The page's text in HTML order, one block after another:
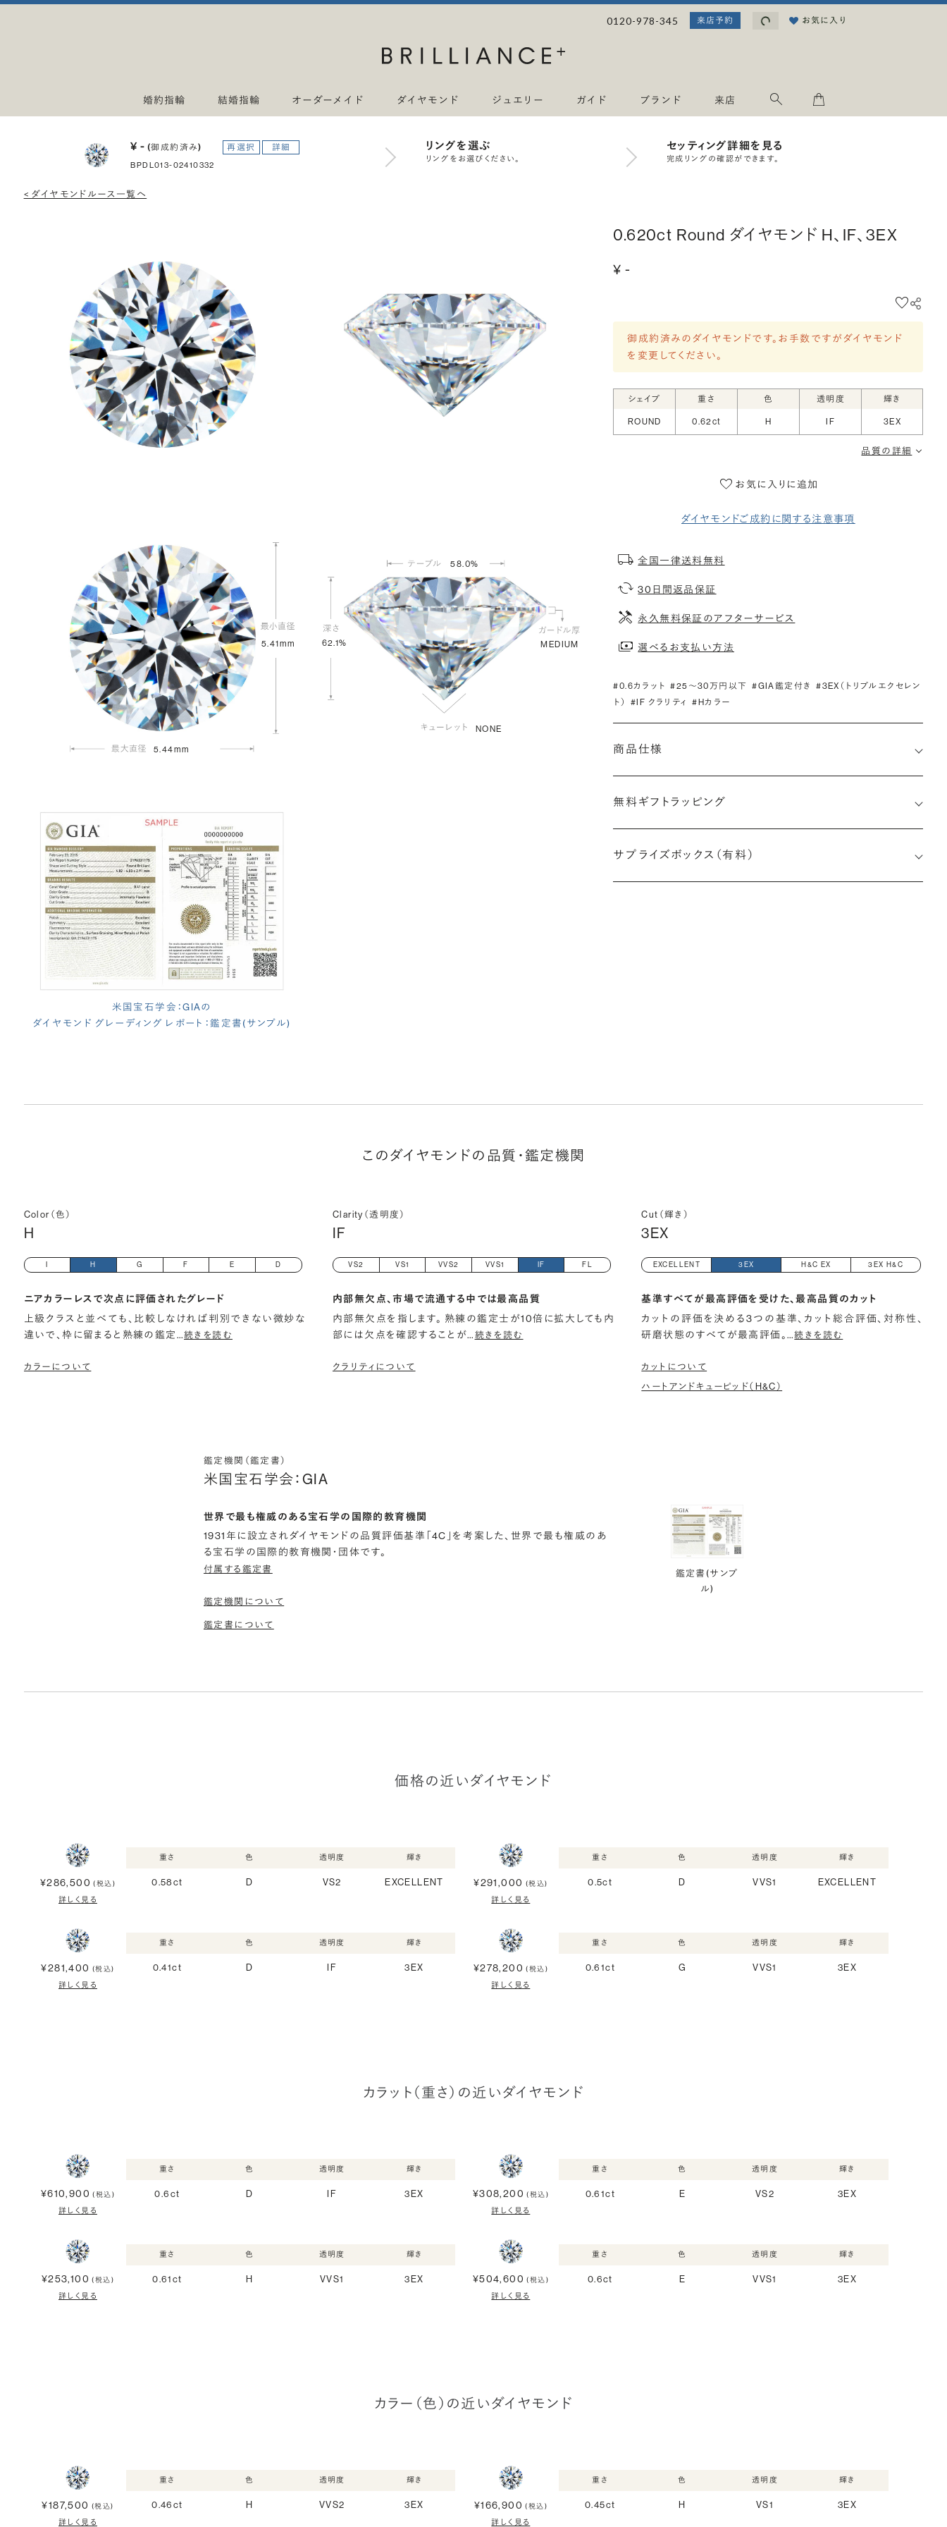
0120-978-345 来店予約 読み込み中...お気に入り
婚約指輪 結婚指輪 オーダーメイド ダイヤモンド ジュエリー ガイド ブランド 来店
¥ -(御成約済み) 再選択 詳細
BPDL013-02410332
リングを選ぶ
リングをお選びください。
セッティング詳細を見る
完成リングの確認ができます。
< ダイヤモンドルース一覧へ
5.41mm
5.44mm
62.1%
58.0%
MEDIUM
NONE
米国宝石学会：GIAの
ダイヤモンド グレーディング レポート：鑑定書(サンプル)
0.620ct Round ダイヤモンド H、IF、3EX
¥ -
御成約済みのダイヤモンドです。お手数ですがダイヤモンド
を変更してください。
シェイプ 重さ 色 透明度 輝き
ROUND 0.62ct H IF 3EX
品質の詳細
お気に入りに追加
ダイヤモンドご成約に関する注意事項
全国一律送料無料
30日間返品保証
永久無料保証のアフターサービス
選べるお支払い方法
#0.6カラット #25〜30万円以下 #GIA鑑定付き
#3EX（トリプルエクセレン
ト）
#IF クラリティ #Hカラー
商品仕様
(最小直径-最大直径×深さ)
無料ギフトラッピング
サプライズボックス（有料）
このダイヤモンドの品質・鑑定機関
Color（色）
H
H G F E D
ニアカラーレスで次点に評価されたグレード
上級クラスと並べても、比較しなければ判別できない微妙な
違いで、枠に留まると熟練の鑑定…続きを読む
カラーについて
Clarity（透明度）
IF
VS2 VS1 VVS2 VVS1 IF FL
内部無欠点、市場で流通する中では最高品質
内部無欠点を指します。 熟練の鑑定士が10倍に拡大しても内
部には欠点を確認することが… 続きを読む
クラリティについて
Cut（輝き）
3EX
EXCELLENT 3EX H&C EX 3EX H&C
基準すべてが最高評価を受けた、最高品質のカット
カットの評価を決める3つの基準、カット総合評価、対称性、
研磨状態のすべてが最高評価。…続きを読む
カットについて
ハートアンドキューピッド（H&C）
鑑定機関（鑑定書）
米国宝石学会：GIA
世界で最も権威のある宝石学の国際的教育機関
1931年に設立されダイヤモンドの品質評価基準「4C」を考案した、世界で最も権威のあ
る宝石学の国際的教育機関・団体です。
付属する鑑定書
鑑定機関について
鑑定書について
鑑定書(サンプ
ル)
価格の近いダイヤモンド
¥286,500 (税込)
詳しく見る
重さ
0.58ct
色
D
透明度
VS2
輝き
EXCELLENT ¥291,000 (税込)
詳しく見る
重さ
0.5ct
色
D
透明度
VVS1
輝き
EXCELLENT
¥281,400 (税込)
詳しく見る
重さ
0.41ct
色
D
透明度
IF
輝き
3EX ¥278,200 (税込)
詳しく見る
重さ
0.61ct
色
G
透明度
VVS1
輝き
3EX
カラット（重さ）の近いダイヤモンド
¥610,900 (税込)
詳しく見る
重さ
0.6ct
色
D
透明度
IF
輝き
3EX ¥308,200 (税込)
詳しく見る
重さ
0.61ct
色
E
透明度
VS2
輝き
3EX
¥253,100 (税込)
詳しく見る
重さ
0.61ct
色
H
透明度
VVS1
輝き
3EX ¥504,600 (税込)
詳しく見る
重さ
0.6ct
色
E
透明度
VVS1
輝き
3EX
カラー（色）の近いダイヤモンド
¥187,500 (税込)
詳しく見る
重さ
0.46ct
色
H
透明度
VVS2
輝き
3EX ¥166,900 (税込)
詳しく見る
重さ
0.45ct
色
H
透明度
VS1
輝き
3EX